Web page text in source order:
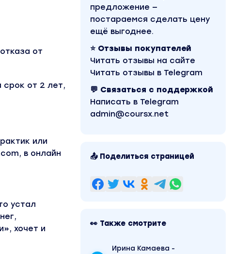
от
срок от 2 лет,
или
в онлайн
устал
хочет и
предложение —
постараемся сделать цену
ещё выгоднее.
⭐ Отзывы покупателей
Читать отзывы на сайте
Читать отзывы в Telegram
💬 Связаться с поддержкой
Написать в Telegram
admin@coursx.net
📤 Поделиться страницей
👀 Также смотрите
Ирина Камаева -